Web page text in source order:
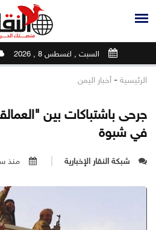
السبت , اغسطس 8 , 2026
الرئيسية - أخبار اليمن
جرحى باشتباكات بين
في شبوة
شبكة النقار الإخبارية منذ